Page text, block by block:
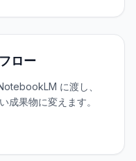
ロー
に渡し、
成果物に変えます。